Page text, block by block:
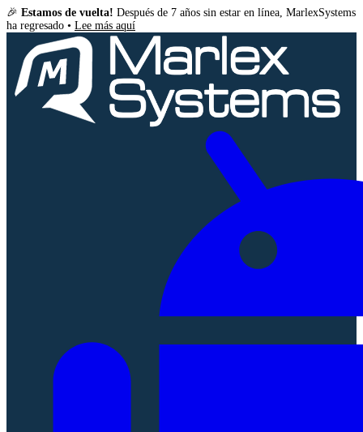
🎉 Estamos de vuelta! Después de 7 años sin estar en línea, MarlexSystems
ha regresado • Lee más aquí